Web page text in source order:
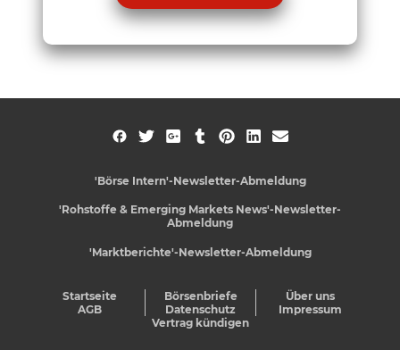
'Börse Intern'-Newsletter-Abmeldung
'Rohstoffe & Emerging Markets News'-Newsletter-
Abmeldung
'Marktberichte'-Newsletter-Abmeldung
Startseite Börsenbriefe
Über uns
AGB
Datenschutz
Impressum
Vertrag kündigen